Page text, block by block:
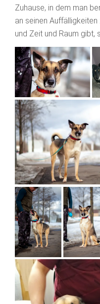
Zuhause, in dem man
an seinen
und Zeit und Raum gibt,